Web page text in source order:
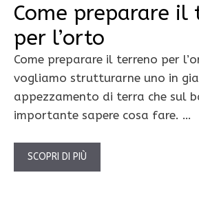
Come preparare il
per l’orto
Come preparare il terreno per
vogliamo strutturarne uno in
appezzamento di terra che sul
importante sapere cosa fare. …
SCOPRI DI PIÙ